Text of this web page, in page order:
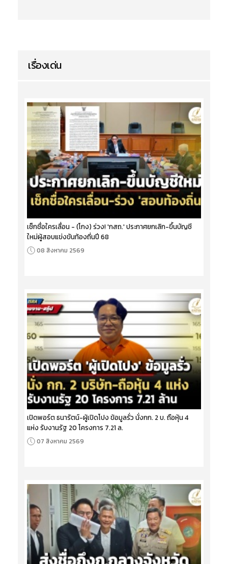
เรื่องเด่น
เช็กชื่อใครเลื่อน - (โกง) ร่วง! 'กสถ.' ประกาศยกเลิก-ขึ้นบัญชี
ใหม่ผู้สอบแข่งขันท้องถิ่นปี 68
08 สิงหาคม 2569
เปิดพอร์ต ธนารัตน์-ผู้เปิดโปง ข้อมูลรั่ว นั่งกก. 2 บ. ถือหุ้น 4
แห่ง รับงานรัฐ 20 โครงการ 7.21 ล.
07 สิงหาคม 2569